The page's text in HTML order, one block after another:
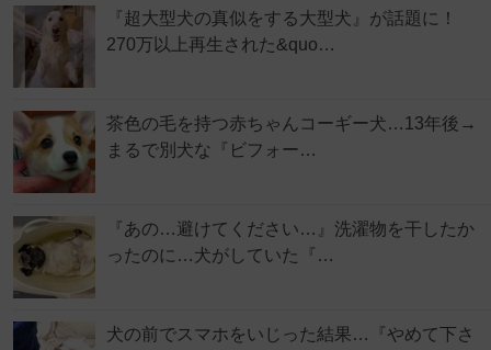
『超大型犬の真似をする大型犬』が話題に！
270万以上再生された&quo…
茶色の毛を持つ赤ちゃんコーギー犬…13年後→
まるで別犬な『ビフォー…
『あの…避けてください…』洗濯物を干したか
ったのに…犬がしていた『…
犬の前でスマホをいじった結果…『やめて下さ